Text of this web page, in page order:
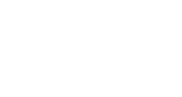
gespeichert. Später können sie als